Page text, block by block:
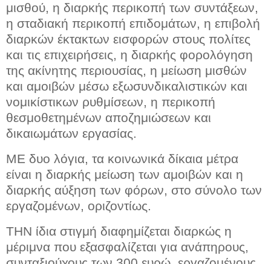
μισθού, η διαρκής περικοπή των συντάξεων,
η σταδιακή περικοπή επιδομάτων, η επιβολή
διαρκών έκτακτων εισφορών στους πολίτες
και τις επιχειρήσεις, η διαρκής φορολόγηση
της ακίνητης περιουσίας, η μείωση μισθών
και αμοιβών μέσω εξωσυνδικαλιστικών και
νομικίστικων ρυθμίσεων, η περικοπή
θεσμοθετημένων αποζημιώσεων και
δικαιωμάτων εργασίας.
ΜΕ δυο λόγια, τα κοινωνικά δίκαια μέτρα
είναι η διαρκής μείωση των αμοιβών και η
διαρκής αύξηση των φόρων, στο σύνολο των
εργαζομένων, οριζοντίως.
ΤΗΝ ίδια στιγμή διαφημίζεται διαρκώς η
μέριμνα που εξασφαλίζεται για ανάπηρους,